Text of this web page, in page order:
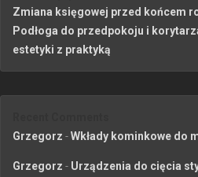
Zmiana księgowej przed końcem
Podłoga do przedpokoju i
estetyki z praktyką
Grzegorz -Wkłady kominkowe do
Grzegorz - Urządzenia do cięcia